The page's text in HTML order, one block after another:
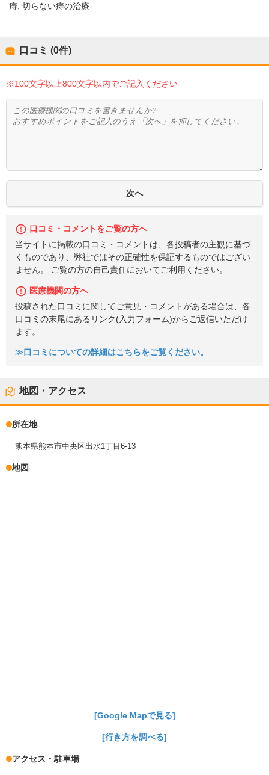
痔 切らない痔の治療
口コミ (0件)
※100文字以上800文字以内でご記入ください
口コミ・コメントをご覧の方へ
当サイトに掲載の口コミ・コメントは、各投稿者の主観に基づ
くものであり、弊社ではその正確性を保証するものではござい
ません。 ご覧の方の自己責任においてご利用ください。
医療機関の方へ
投稿された口コミに関してご意見・コメントがある場合は、各
口コミの末尾にあるリンク(入力フォーム)からご返信いただけ
ます。
≫口コミについての詳細はこちらをご覧ください。
地図・アクセス
所在地
熊本県熊本市中央区出水1丁目6-13
地図
[Google Mapで見る]
[行き方を調べる]
アクセス・駐車場